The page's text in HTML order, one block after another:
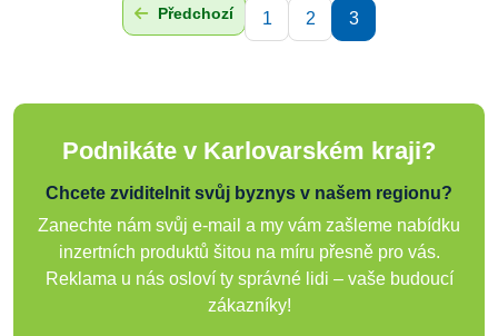
Předchozí 1 2 3
Podnikáte v Karlovarském kraji?
Chcete zviditelnit svůj byznys v našem regionu?
Zanechte nám svůj e-mail a my vám zašleme nabídku
inzertních produktů šitou na míru přesně pro vás.
Reklama u nás osloví ty správné lidi – vaše budoucí
zákazníky!